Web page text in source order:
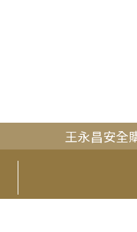
王永昌安全